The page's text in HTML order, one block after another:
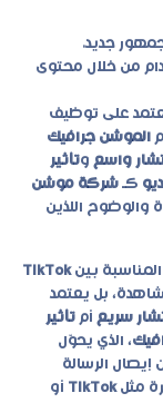
جديد.
من خلال محتوى
على توظيف
الموشن جرافيك
واسع وتأثير
كـ شركة موشن
والوضوح اللذين
المناسبة بينTikTok
بل يعتمد
سريع أم تأثير
، الذي يحوّل
إيصال الرسالة
مثلTikTok أو